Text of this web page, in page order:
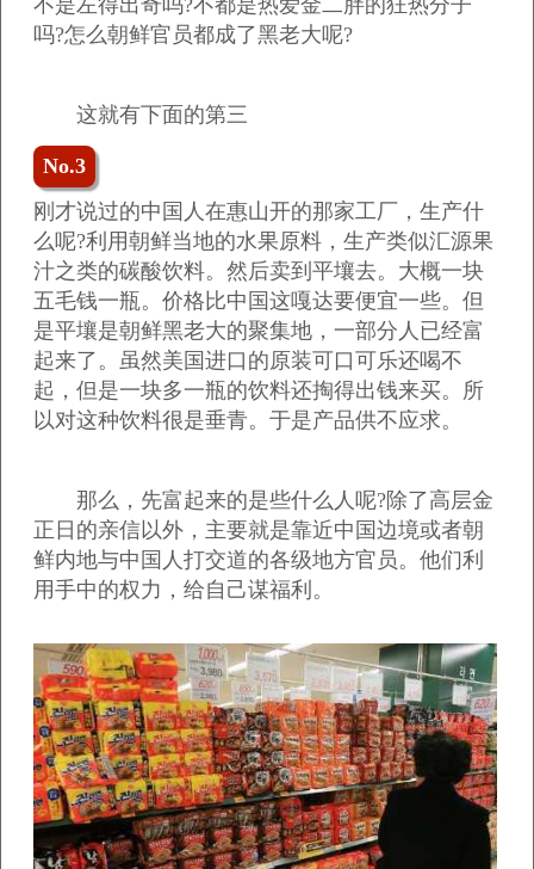
不是左得出奇吗?不都是热爱金二胖的狂热分子
吗?怎么朝鲜官员都成了黑老大呢?
这就有下面的第三
No.3
刚才说过的中国人在惠山开的那家工厂，生产什
么呢?利用朝鲜当地的水果原料，生产类似汇源果
汁之类的碳酸饮料。然后卖到平壤去。大概一块
五毛钱一瓶。价格比中国这嘎达要便宜一些。但
是平壤是朝鲜黑老大的聚集地，一部分人已经富
起来了。虽然美国进口的原装可口可乐还喝不
起，但是一块多一瓶的饮料还掏得出钱来买。所
以对这种饮料很是垂青。于是产品供不应求。
那么，先富起来的是些什么人呢?除了高层金
正日的亲信以外，主要就是靠近中国边境或者朝
鲜内地与中国人打交道的各级地方官员。他们利
用手中的权力，给自己谋福利。